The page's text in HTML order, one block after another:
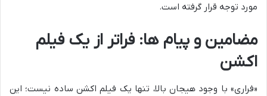
مورد توجه قرار گرفته است.
مضامین و پیام ها: فراتر از یک فیلم
اکشن
«فراری» با وجود هیجان بالا، تنها یک فیلم اکشن ساده نیست؛ این